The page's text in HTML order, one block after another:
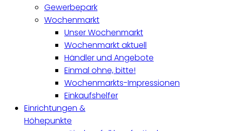
Gewerbepark
Wochenmarkt
Unser Wochenmarkt
Wochenmarkt aktuell
Händler und Angebote
Einmal ohne, bitte!
Wochenmarkts-Impressionen
Einkaufshelfer
Einrichtungen &
Höhepunkte